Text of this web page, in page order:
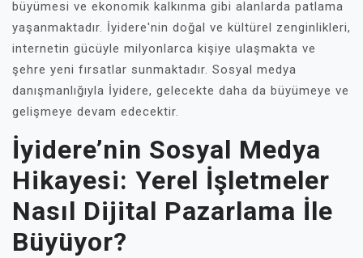
büyümesi ve ekonomik kalkınma gibi alanlarda patlama
yaşanmaktadır. İyidere'nin doğal ve kültürel zenginlikleri,
internetin gücüyle milyonlarca kişiye ulaşmakta ve
şehre yeni fırsatlar sunmaktadır. Sosyal medya
danışmanlığıyla İyidere, gelecekte daha da büyümeye ve
gelişmeye devam edecektir.
İyidere’nin Sosyal Medya
Hikayesi: Yerel İşletmeler
Nasıl Dijital Pazarlama İle
Büyüyor?